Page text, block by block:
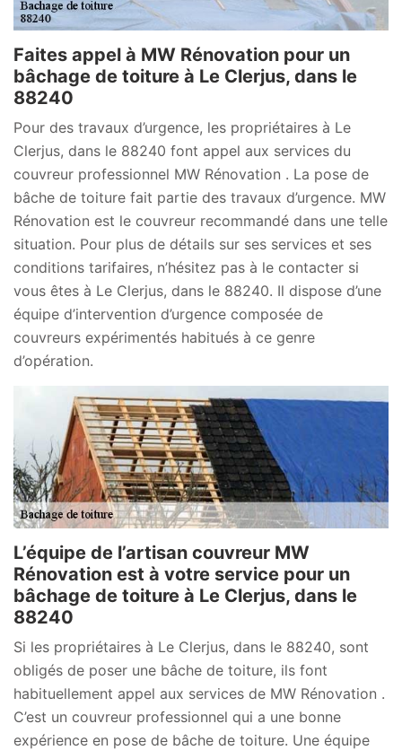
Faites appel à MW Rénovation pour un
bâchage de toiture à Le Clerjus, dans le
88240
Pour des travaux d’urgence, les propriétaires à Le
Clerjus, dans le 88240 font appel aux services du
couvreur professionnel MW Rénovation . La pose de
bâche de toiture fait partie des travaux d’urgence. MW
Rénovation est le couvreur recommandé dans une telle
situation. Pour plus de détails sur ses services et ses
conditions tarifaires, n’hésitez pas à le contacter si
vous êtes à Le Clerjus, dans le 88240. Il dispose d’une
équipe d’intervention d’urgence composée de
couvreurs expérimentés habitués à ce genre
d’opération.
L’équipe de l’artisan couvreur MW
Rénovation est à votre service pour un
bâchage de toiture à Le Clerjus, dans le
88240
Si les propriétaires à Le Clerjus, dans le 88240, sont
obligés de poser une bâche de toiture, ils font
habituellement appel aux services de MW Rénovation .
C’est un couvreur professionnel qui a une bonne
expérience en pose de bâche de toiture. Une équipe